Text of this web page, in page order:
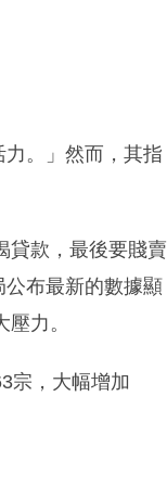
。」然而，其指
貸款，最後要賤賣
布最新的數據顯
力。
宗，大幅增加